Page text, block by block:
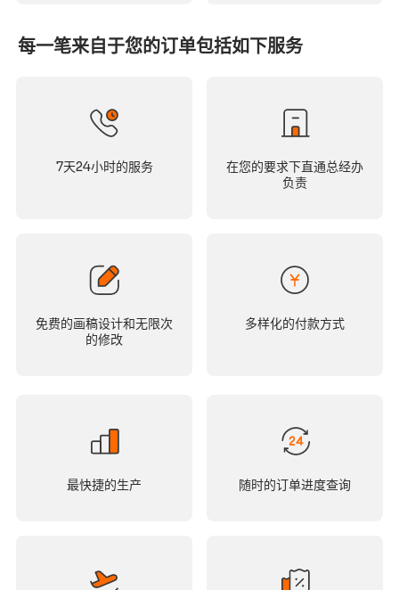
每一笔来自于您的订单包括如下服务
7天24小时的服务
在您的要求下直通总经办
负责
免费的画稿设计和无限次
的修改
多样化的付款方式
最快捷的生产 随时的订单进度查询